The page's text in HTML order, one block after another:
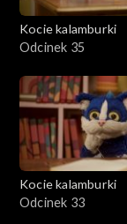
Kocie kalamburki
Odcinek 35
Kocie kalamburki
Odcinek 33